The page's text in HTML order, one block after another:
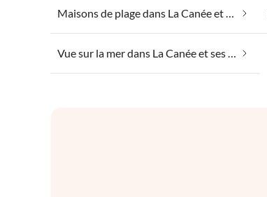
Maisons de plage dans La Canée et ses environs
Vue sur la mer dans La Canée et ses environs